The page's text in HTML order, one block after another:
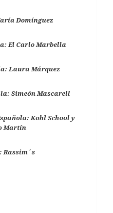
Domínguez
El Carlo Marbella
Laura Márquez
Simeón Mascarell
Kohl School y
Martín
Rassim´s